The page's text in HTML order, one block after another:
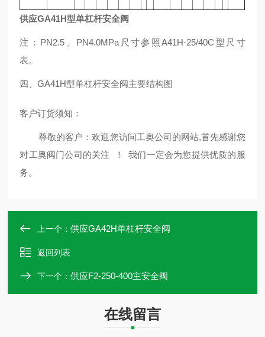
供应GA41H型单杠杆安全阀
注：PN2.5、PN4.0MPa尺寸参照A41H-25/40C型尺寸
表。
四、GA41H型单杠杆安全阀主要结构图
客户订货须知：
尊敬的客户：欢迎您访问工奥公司的网站,首先感谢您
对工奥阀门公司的关注 ！ 我们一定会为您提供优质的服
务。
上一个：供应GA42H单杠杆安全阀
返回列表
下一个：供应F2-250-400主安全阀
在线留言